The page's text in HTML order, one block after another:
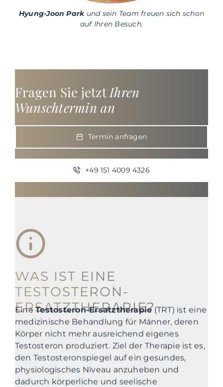
Hyung-Joon Parkund sein Team freuen sich schon
auf Ihren Besuch.
Fragen Sie jetztIhren
Wunschtermin an
Termin anfragen
+49 151 4009 4326
WAS IST EINE
TESTOSTERON-
ERSATZTHERAPIE?
EineTestosteron-Ersatztherapie(TRT) ist eine
medizinische Behandlung für Männer, deren
Körper nicht mehr ausreichend eigenes
Testosteron produziert. Ziel der Therapie ist es,
den Testosteronspiegel auf ein gesundes,
physiologisches Niveau anzuheben und
dadurch körperliche und seelische